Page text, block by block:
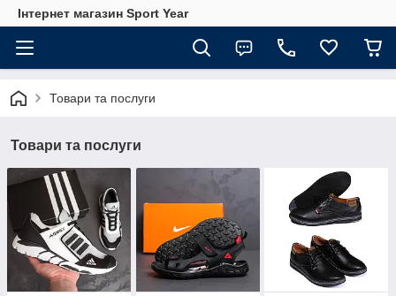
Інтернет магазин Sport Year
Товари та послуги
Товари та послуги